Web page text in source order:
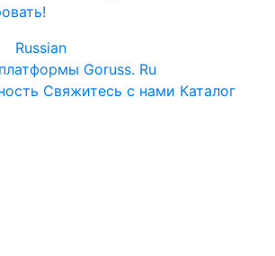
Russian
Goruss. Ru
Свяжитесь с нами Каталог